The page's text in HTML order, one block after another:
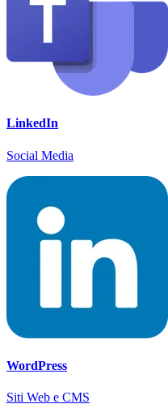
LinkedIn
Social Media
WordPress
Siti Web e CMS